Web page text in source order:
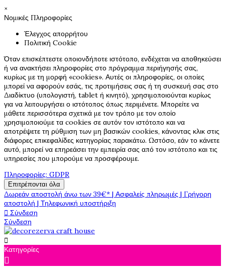
×
Νομικές Πληροφορίες
Έλεγχος απορρήτου
Πολιτική Cookie
Όταν επισκέπτεστε οποιονδήποτε ιστότοπο, ενδέχεται να αποθηκεύσει
ή να ανακτήσει πληροφορίες στο πρόγραμμα περιήγησής σας,
κυρίως με τη μορφή «cookies». Αυτές οι πληροφορίες, οι οποίες
μπορεί να αφορούν εσάς, τις προτιμήσεις σας ή τη συσκευή σας στο
Διαδίκτυο (υπολογιστή, tablet ή κινητό), χρησιμοποιούνται κυρίως
για να λειτουργήσει ο ιστότοπος όπως περιμένετε. Μπορείτε να
μάθετε περισσότερα σχετικά με τον τρόπο με τον οποίο
χρησιμοποιούμε τα cookies σε αυτόν τον ιστότοπο και να
αποτρέψετε τη ρύθμιση των μη βασικών cookies, κάνοντας κλικ στις
διάφορες επικεφαλίδες κατηγορίας παρακάτω. Ωστόσο, εάν το κάνετε
αυτό, μπορεί να επηρεάσει την εμπειρία σας από τον ιστότοπο και τις
υπηρεσίες που μπορούμε να προσφέρουμε.
Πληροφορίες: GDPR
Επιτρέπονται όλα
Δωρεάν αποστολή άνω των 39€* | Ασφαλείς πληρωμές | Γρήγορη
αποστολή | Τηλεφωνική υποστήριξη
 Σύνδεση
Σύνδεση

Κατηγορίες
